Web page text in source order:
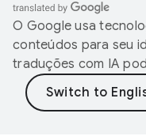
O Google usa
conteúdos para seu
traduções com IA